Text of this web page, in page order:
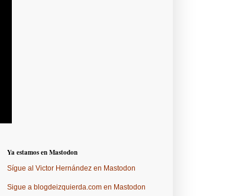
Ya estamos en Mastodon
Sígue al Victor Hernández en Mastodon
Sigue a blogdeizquierda.com en Mastodon